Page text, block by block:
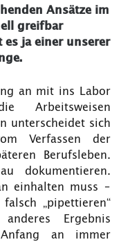
Ansätze im
greifbar
es ja einer unserer
an mit ins Labor
Arbeitsweisen
unterscheidet sich
Verfassen der
Berufsleben.
dokumentieren.
einhalten muss –
„pipettieren“
Ergebnis
an immer